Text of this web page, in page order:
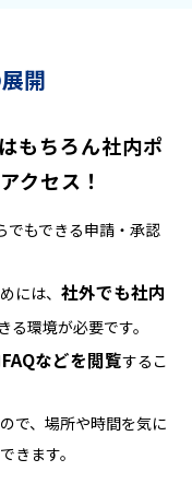
開
もちろん社内ポ
クセス！
もできる申請・承認
には、 社外でも社内
環境が必要です。
などを閲覧するこ
で、場所や時間を気に
きます。